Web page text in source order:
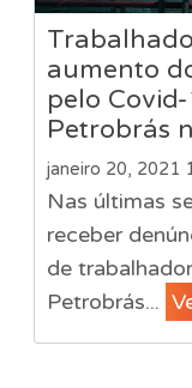
aumento
pelo
Petrobrás
janeiro 20, 2021
Nas últimas
receber
de
Petrobrás...